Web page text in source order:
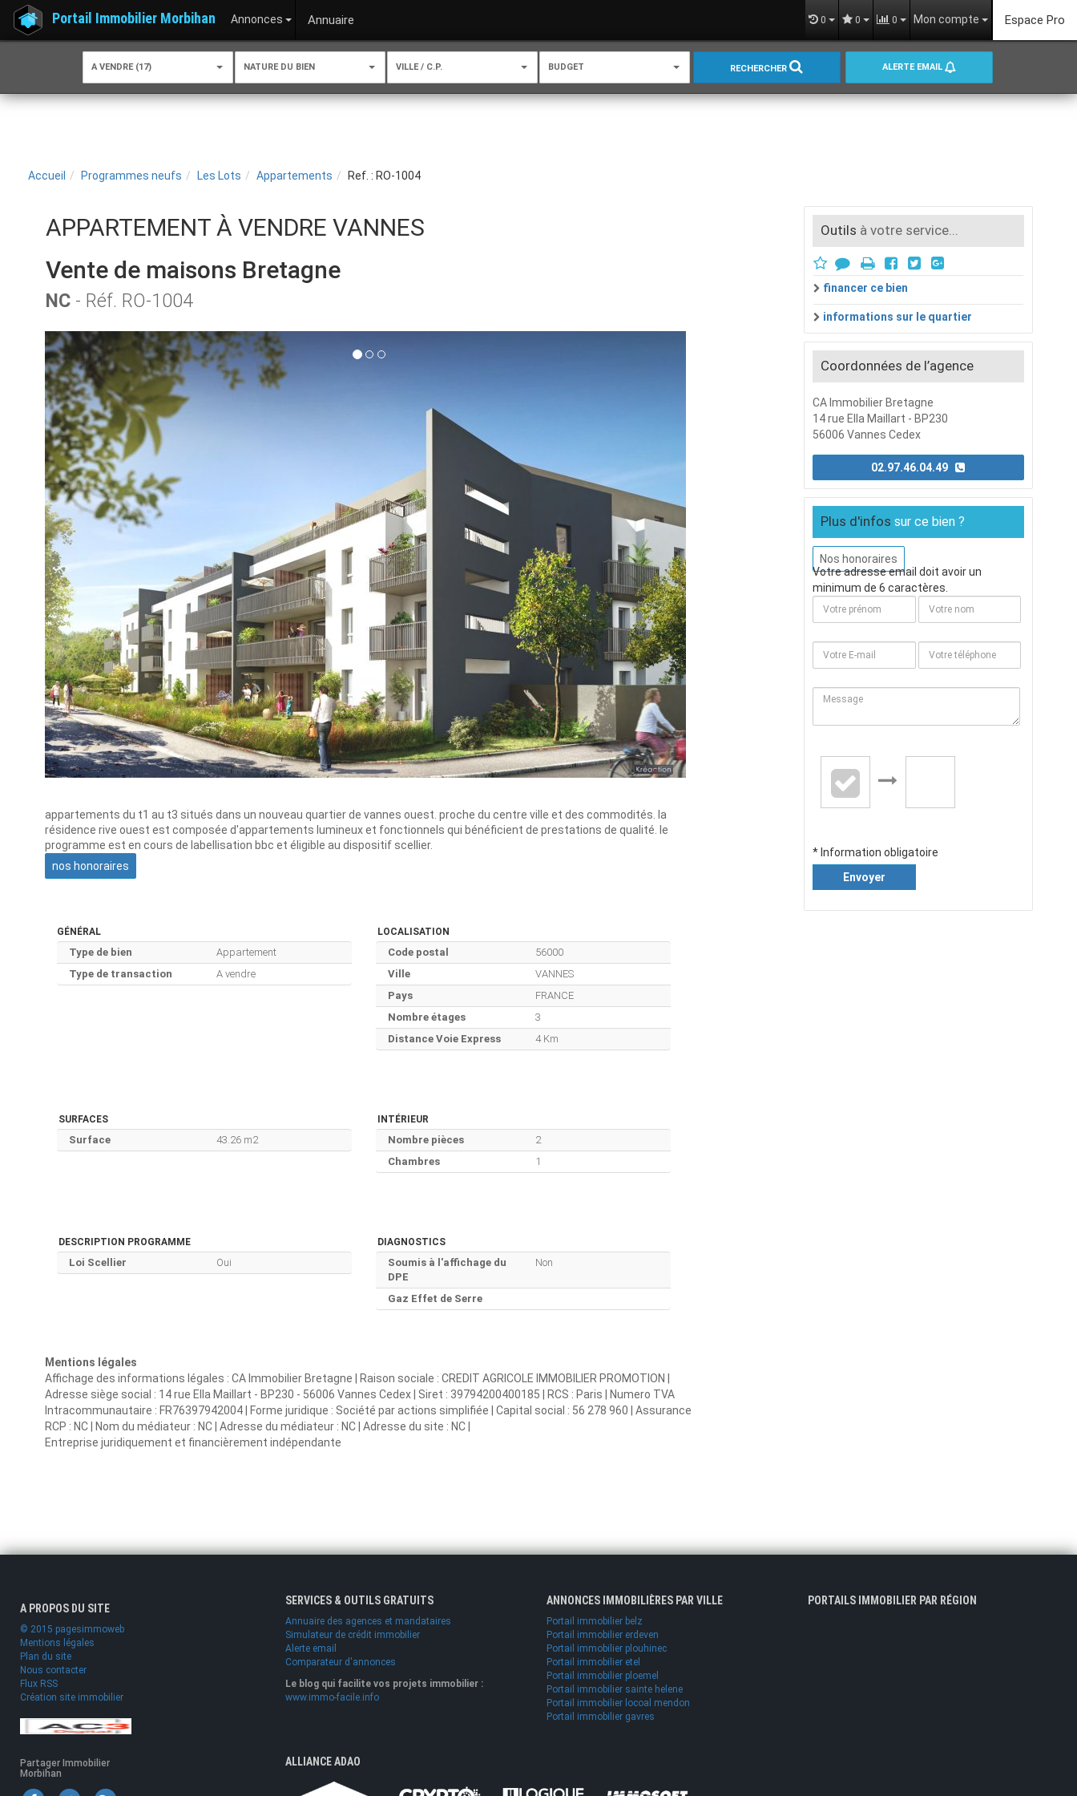
Portail Immobilier Morbihan Annonces Annuaire 0 0 0 Mon compte Espace Pro
A VENDRE (17) NATURE DU BIEN VILLE / C.P. BUDGET RECHERCHER ALERTE EMAIL
Accueil Programmes neufs Les Lots Appartements Ref. : RO-1004
APPARTEMENT À VENDRE VANNES
Vente de maisons Bretagne
NC - Réf. RO-1004
appartements du t1 au t3 situés dans un nouveau quartier de vannes ouest. proche du centre ville et des commodités. la
résidence rive ouest est composée d'appartements lumineux et fonctionnels qui bénéficient de prestations de qualité. le
programme est en cours de labellisation bbc et éligible au dispositif scellier.
nos honoraires
GÉNÉRAL
Type de bien
Appartement
Type de transaction
A vendre
LOCALISATION
Code postal
56000
Ville
VANNES
Pays
FRANCE
Nombre étages
3
Distance Voie Express
4 Km
SURFACES
Surface 43.26 m2
INTÉRIEUR
Nombre pièces
2
Chambres
1
DESCRIPTION PROGRAMME
Loi Scellier Oui
DIAGNOSTICS
Soumis à l'affichage du
DPE
Non
Gaz Effet de Serre
Mentions légales
Affichage des informations légales : CA Immobilier Bretagne | Raison sociale : CREDIT AGRICOLE IMMOBILIER PROMOTION |
Adresse siège social : 14 rue Ella Maillart - BP230 - 56006 Vannes Cedex | Siret : 39794200400185 | RCS : Paris | Numero TVA
Intracommunautaire : FR76397942004 | Forme juridique : Société par actions simplifiée | Capital social : 56 278 960 | Assurance
RCP : NC | Nom du médiateur : NC | Adresse du médiateur : NC | Adresse du site : NC |
Entreprise juridiquement et financièrement indépendante
Outils à votre service...
financer ce bien
informations sur le quartier
Coordonnées de l’agence
CA Immobilier Bretagne
14 rue Ella Maillart - BP230
56006 Vannes Cedex
02.97.46.04.49
Plus d'infos sur ce bien ?
Nos honoraires
Votre adresse email doit avoir un
minimum de 6 caractères.
* Information obligatoire
Envoyer
A PROPOS DU SITE
© 2015 pagesimmoweb
Mentions légales
Plan du site
Nous contacter
Flux RSS
Création site immobilier
Partager Immobilier
Morbihan
SERVICES & OUTILS GRATUITS
Annuaire des agences et mandataires
Simulateur de crédit immobilier
Alerte email
Comparateur d'annonces
Le blog qui facilite vos projets immobilier :
www.immo-facile.info
ANNONCES IMMOBILIÈRES PAR VILLE
Portail immobilier belz
Portail immobilier erdeven
Portail immobilier plouhinec
Portail immobilier etel
Portail immobilier ploemel
Portail immobilier sainte helene
Portail immobilier locoal mendon
Portail immobilier gavres
ALLIANCE ADAO
PORTAILS IMMOBILIER PAR RÉGION